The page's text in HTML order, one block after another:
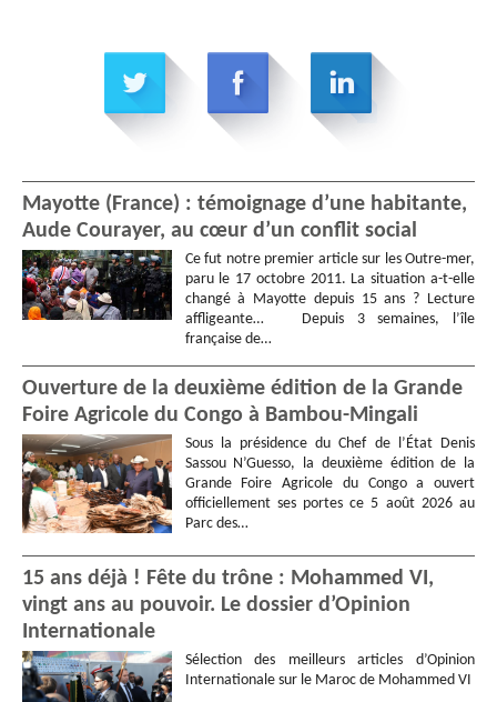
Mayotte (France) : témoignage d’une habitante,
Aude Courayer, au cœur d’un conflit social
Ce fut notre premier article sur les Outre-mer,
paru le 17 octobre 2011. La situation a-t-elle
changé à Mayotte depuis 15 ans ? Lecture
affligeante… Depuis 3 semaines, l’île
française de…
Ouverture de la deuxième édition de la Grande
Foire Agricole du Congo à Bambou-Mingali
Sous la présidence du Chef de l’État Denis
Sassou N’Guesso, la deuxième édition de la
Grande Foire Agricole du Congo a ouvert
officiellement ses portes ce 5 août 2026 au
Parc des…
15 ans déjà ! Fête du trône : Mohammed VI,
vingt ans au pouvoir. Le dossier d’Opinion
Internationale
Sélection des meilleurs articles d’Opinion
Internationale sur le Maroc de Mohammed VI